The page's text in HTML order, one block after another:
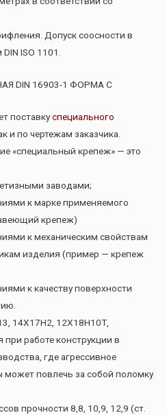
Допуск соосности в
ISO 1101.
DIN 16903-1 ФОРМА С
поставкуспециального
и по чертежам заказчика.
«специальный крепеж» — это
заводами;
к марке применяемого
крепеж)
к механическим свойствам
изделия (пример — крепеж
к качеству поверхности
14Х17Н2, 12Х18Н10Т,
работе конструкции в
где агрессивное
повлечь за собой поломку
прочности 8,8, 10,9, 12,9 (ст.